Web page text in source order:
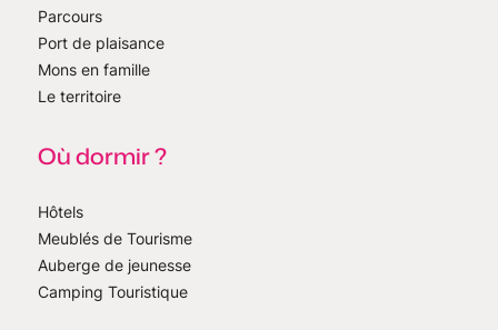
Parcours
Port de plaisance
Mons en famille
Le territoire
Où dormir ?
Hôtels
Meublés de Tourisme
Auberge de jeunesse
Camping Touristique